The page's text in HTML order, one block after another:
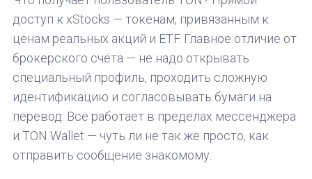
доступ к xStocks — токенам, привязанным к
ценам реальных акций и ETF. Главное отличие от
брокерского счёта — не надо открывать
специальный профиль, проходить сложную
идентификацию и согласовывать бумаги на
перевод. Всё работает в пределах мессенджера
и TON Wallet — чуть ли не так же просто, как
отправить сообщение знакомому.